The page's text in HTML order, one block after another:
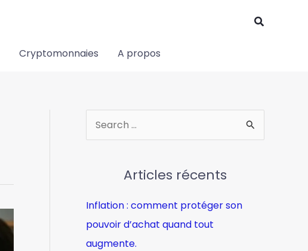
Cryptomonnaies A propos
e
c
Articles récents
Inflation : comment protéger son
pouvoir d’achat quand tout
augmente.